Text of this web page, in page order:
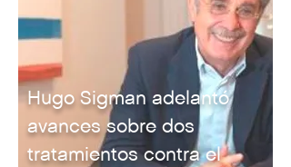
Hugo Sigman adelantó
avances sobre dos
tratamientos contra el